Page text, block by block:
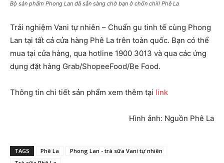
Bộ sản phẩm Phong Lan đã sẵn sàng chờ bạn ở chốn chill Phê La
Trải nghiệm Vani tự nhiên – Chuẩn gu tinh tế cùng Phong
Lan tại tất cả cửa hàng Phê La trên toàn quốc. Bạn có thể
mua tại cửa hàng, qua hotline 1900 3013 và qua các ứng
dụng đặt hàng Grab/ShopeeFood/Be Food.
Thông tin chi tiết sản phẩm xem thêm tại link
Hình ảnh: Nguồn Phê La
TAGS Phê La
Phong Lan - trà sữa Vani tự nhiên